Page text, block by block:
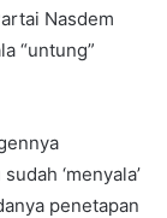
Nasdem
“untung”
‘menyala’
penetapan